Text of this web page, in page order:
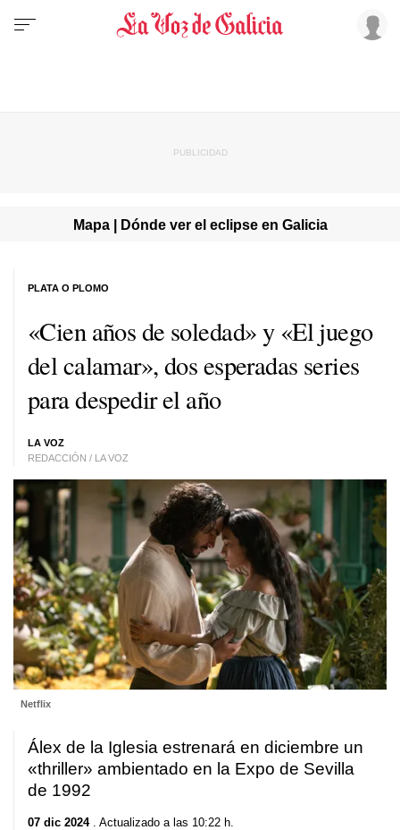
Mapa | Dónde ver el eclipse en Galicia
«Cien años de soledad» y «El juego
del calamar», dos esperadas series
para despedir el año
LA VOZ
REDACCIÓN / LA VOZ
PLATA O PLOMO
Netflix
Álex de la Iglesia estrenará en diciembre un
«thriller» ambientado en la Expo de Sevilla
de 1992
07 dic 2024. Actualizado a las 10:22 h.